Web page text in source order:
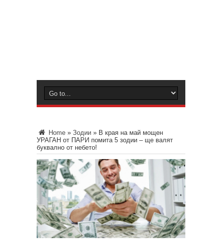
Home » Зодии » В края на май мощен
УРАГАН от ПАРИ помита 5 зодии – ще валят
буквално от небето!